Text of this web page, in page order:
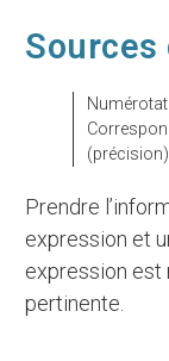
Sources
Correspondance RDA : 17.9.1.2 – modification
(précision)
Prendre l’information sur la relation entre une
expression et
expression est
pertinente.